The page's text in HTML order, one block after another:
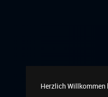
Herzlich Willkommen